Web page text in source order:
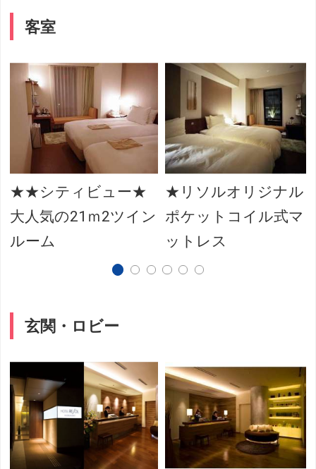
客室
★★シティビュー★
大人気の21ｍ2ツイン
ルーム
★リソルオリジナル
ポケットコイル式マ
ットレス
玄関・ロビー